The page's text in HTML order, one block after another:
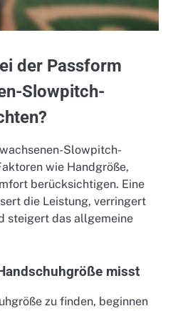
der Passform
Slowpitch-
Slowpitch-
wie Handgröße,
berücksichtigen. Eine
die Leistung, verringert
steigert das allgemeine
misst
zu finden, beginnen